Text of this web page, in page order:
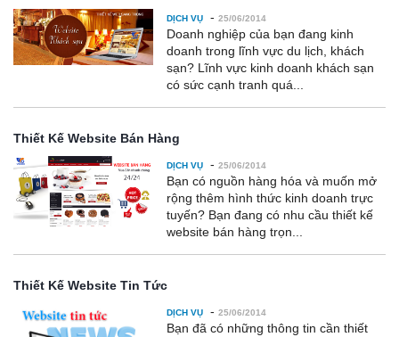
DỊCH VỤ - 25/06/2014
Doanh nghiệp của bạn đang kinh
doanh trong lĩnh vực du lịch, khách
sạn? Lĩnh vực kinh doanh khách sạn
có sức cạnh tranh quá...
Thiết Kế Website Bán Hàng
DỊCH VỤ - 25/06/2014
Bạn có nguồn hàng hóa và muốn mở
rộng thêm hình thức kinh doanh trực
tuyến? Bạn đang có nhu cầu thiết kế
website bán hàng trọn...
Thiết Kế Website Tin Tức
DỊCH VỤ - 25/06/2014
Bạn đã có những thông tin cần thiết